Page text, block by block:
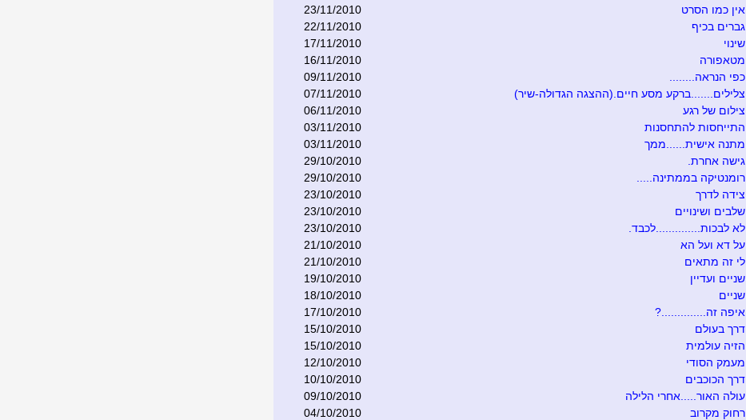
אין כמו הסרט
23/11/2010
גברים בכיף
22/11/2010
שינוי
17/11/2010
מטאפורה
16/11/2010
כפי הנראה........
09/11/2010
צלילים.......ברקע מסע חיים.(ההצגה הגדולה-שיר)
07/11/2010
צילום של רגע
06/11/2010
התייחסות להתחסנות
03/11/2010
מתנה אישית......ממך
03/11/2010
גישה אחרת.
29/10/2010
רומנטיקה בממתינה.....
29/10/2010
צידה לדרך
23/10/2010
שלבים ושינויים
23/10/2010
לא לבכות..............לכבד.
23/10/2010
על דא ועל הא
21/10/2010
לי זה מתאים
21/10/2010
שניים ועדיין
19/10/2010
שניים
18/10/2010
איפה זה..............?
17/10/2010
דרך בעולם
15/10/2010
הזיה עולמית
15/10/2010
מעמק הסודי
12/10/2010
דרך הכוכבים
10/10/2010
עולה האור.....אחרי הלילה
09/10/2010
רחוק מקרוב
04/10/2010